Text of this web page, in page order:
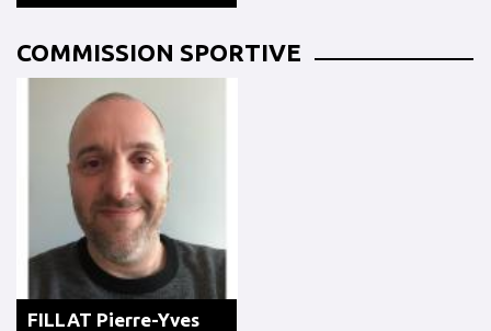
COMMISSION SPORTIVE
FILLAT Pierre-Yves